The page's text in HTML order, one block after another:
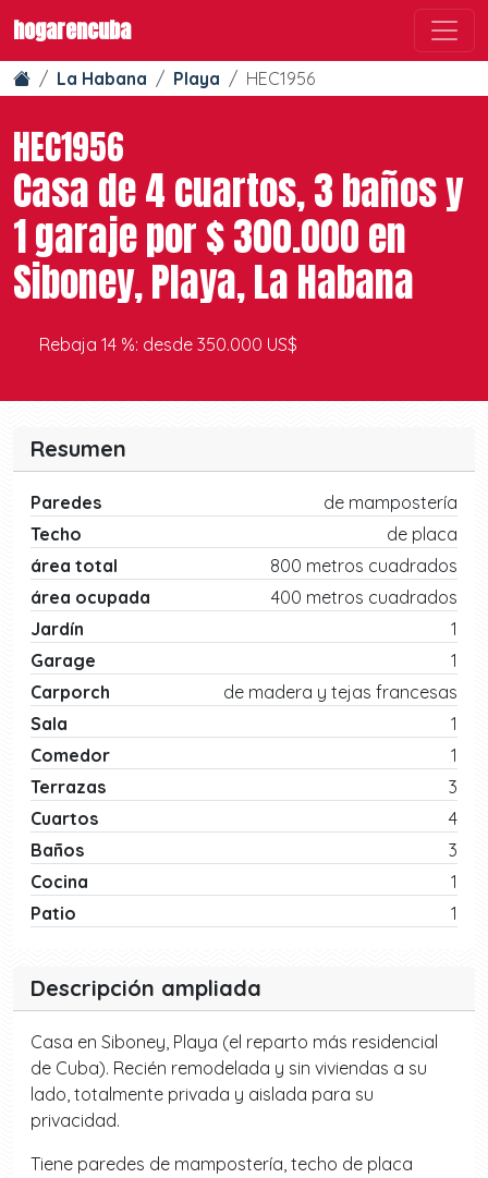
hogarencuba
La Habana Playa HEC1956
HEC1956
Casa de 4 cuartos, 3 baños y
1 garaje por $ 300.000 en
Siboney, Playa, La Habana
Rebaja 14 %: desde 350.000 US$
Resumen
Paredes
de mampostería
Techo
de placa
área total
800 metros cuadrados
área ocupada
400 metros cuadrados
Jardín
1
Garage
1
Carporch
de madera y tejas francesas
Sala
1
Comedor
1
Terrazas
3
Cuartos
4
Baños
3
Cocina
1
Patio
1
Descripción ampliada
Casa en Siboney, Playa (el reparto más residencial
de Cuba). Recién remodelada y sin viviendas a su
lado, totalmente privada y aislada para su
privacidad.
Tiene paredes de mampostería, techo de placa